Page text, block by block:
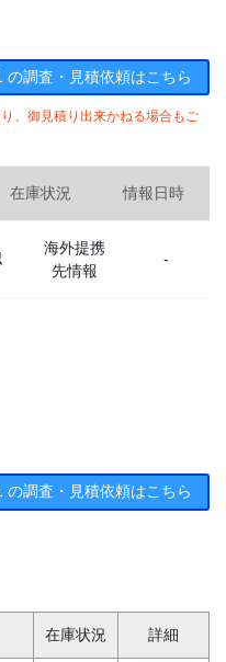
調査・見積依頼はこちら
、御見積り出来かねる場合もご
在庫状況 情報日時
海外提携
先情報
-
調査・見積依頼はこちら
在庫状況 詳細